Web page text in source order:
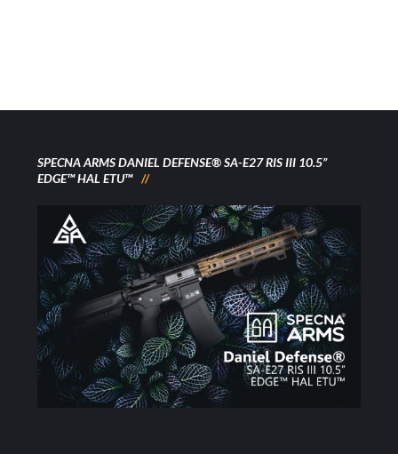
SPECNA ARMS DANIEL DEFENSE® SA-E27 RIS III 10.5”
EDGE™ HAL ETU™